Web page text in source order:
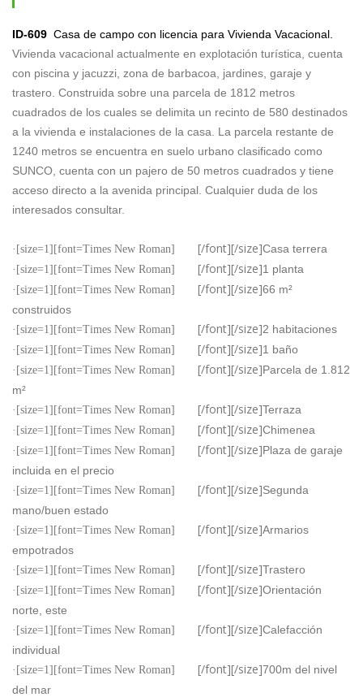
Vivienda Vacacional.
ID-609 Casa de campo con licencia para Vivienda Vacacional.
Vivienda vacacional actualmente en explotación turística, cuenta
con piscina y jacuzzi, zona de barbacoa, jardines, garaje y
trastero. Construida sobre una parcela de 1812 metros
cuadrados de los cuales se delimita un recinto de 580 destinados
a la vivienda e instalaciones de la casa. La parcela restante de
1240 metros se encuentra en suelo urbano clasificado como
SUNCO, cuenta con un pajero de 50 metros cuadrados y tiene
acceso directo a la avenida principal. Cualquier duda de los
interesados consultar.
·[size=1][font=Times New Roman] [/font][/size]Casa terrera
·[size=1][font=Times New Roman] [/font][/size]1 planta
·[size=1][font=Times New Roman] [/font][/size]66 m²
construidos
·[size=1][font=Times New Roman] [/font][/size]2 habitaciones
·[size=1][font=Times New Roman] [/font][/size]1 baño
·[size=1][font=Times New Roman] [/font][/size]Parcela de 1.812
m²
·[size=1][font=Times New Roman] [/font][/size]Terraza
·[size=1][font=Times New Roman] [/font][/size]Chimenea
·[size=1][font=Times New Roman] [/font][/size]Plaza de garaje
incluida en el precio
·[size=1][font=Times New Roman] [/font][/size]Segunda
mano/buen estado
·[size=1][font=Times New Roman] [/font][/size]Armarios
empotrados
·[size=1][font=Times New Roman] [/font][/size]Trastero
·[size=1][font=Times New Roman] [/font][/size]Orientación
norte, este
·[size=1][font=Times New Roman] [/font][/size]Calefacción
individual
·[size=1][font=Times New Roman] [/font][/size]700m del nivel
del mar